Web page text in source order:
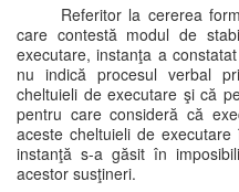
Referitor la cererea
care contestă modul de
executare, instanţa a
nu indică procesul verbal
cheltuieli de executare şi că
pentru care consideră că
aceste cheltuieli de
instanţă s-a găsit în
acestor susţineri.